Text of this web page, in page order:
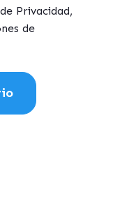
Privacidad,
de